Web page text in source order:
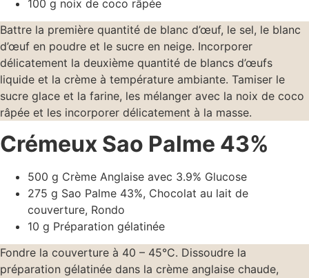
100 g noix de coco râpée
Battre la première quantité de blanc d’œuf, le sel, le blanc
d’œuf en poudre et le sucre en neige. Incorporer
délicatement la deuxième quantité de blancs d’œufs
liquide et la crème à température ambiante. Tamiser le
sucre glace et la farine, les mélanger avec la noix de coco
râpée et les incorporer délicatement à la masse.
Crémeux Sao Palme 43%
500 g Crème Anglaise avec 3.9% Glucose
275 g Sao Palme 43%, Chocolat au lait de
couverture, Rondo
10 g Préparation gélatinée
Fondre la couverture à 40 – 45°C. Dissoudre la
préparation gélatinée dans la crème anglaise chaude,